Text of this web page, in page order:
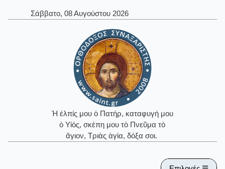
Σάββατο, 08 Αυγούστου 2026
Ἡ ἐλπίς μου ὁ Πατήρ, καταφυγή μου
ὁ Υἱός, σκέπη μου τὸ Πνεῦμα τὸ
ἅγιον, Τριὰς ἁγία, δόξα σοι.